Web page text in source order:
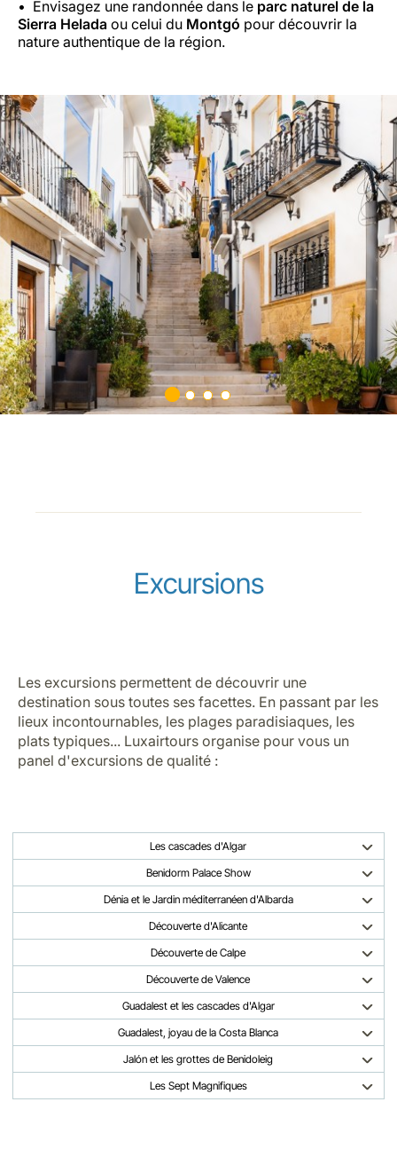
Envisagez une randonnée dans le parc naturel de la
Sierra Helada ou celui du Montgó pour découvrir la
nature authentique de la région.
Excursions
Les excursions permettent de découvrir une
destination sous toutes ses facettes. En passant par les
lieux incontournables, les plages paradisiaques, les
plats typiques... Luxairtours organise pour vous un
panel d'excursions de qualité :
Les cascades d'Algar
Benidorm Palace Show
Dénia et le Jardin méditerranéen d'Albarda
Découverte d'Alicante
Découverte de Calpe
Découverte de Valence
Guadalest et les cascades d'Algar
Guadalest, joyau de la Costa Blanca
Jalón et les grottes de Benidoleig
Les Sept Magnifiques